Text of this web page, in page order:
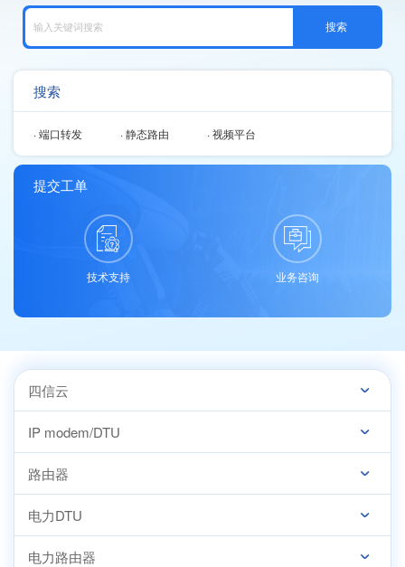
搜索
· 端口转发 · 静态路由 · 视频平台
提交工单
技术支持 业务咨询
四信云
IP modem/DTU
路由器
电力DTU
电力路由器